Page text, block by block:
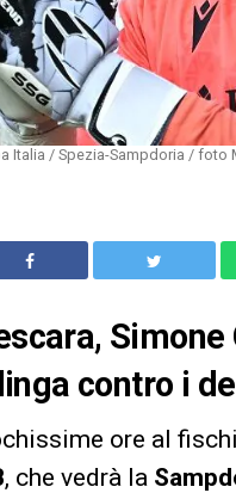
Italia / Spezia-Sampdoria /
contro i
ore al
, che vedrà la